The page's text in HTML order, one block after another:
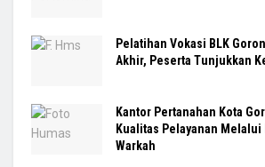
Pelatihan Vokasi BLK
Akhir, Peserta Tunjukkan
Kantor Pertanahan Kota
Kualitas Pelayanan Melalui
Warkah